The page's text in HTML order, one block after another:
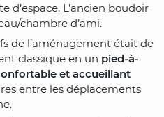
d’espace. L’ancien boudoir
chambre d’ami.
de l’aménagement était de
classique en un pied-à-
et accueillant
entre les déplacements